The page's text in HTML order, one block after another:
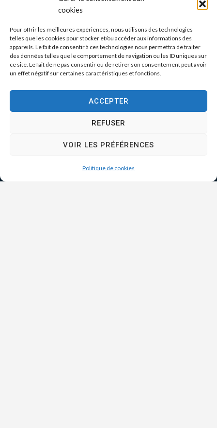
cookies
Pour offrir les meilleures expériences, nous utilisons des technologies
telles que les cookies pour stocker et/ou accéder aux informations des
appareils. Le fait de consentir à ces technologies nous permettra de traiter
des données telles que le comportement de navigation ou les ID uniques sur
ce site. Le fait de ne pas consentir ou de retirer son consentement peut avoir
un effet négatif sur certaines caractéristiques et fonctions.
ACCEPTER
REFUSER
VOIR LES PRÉFÉRENCES
Politique de cookies